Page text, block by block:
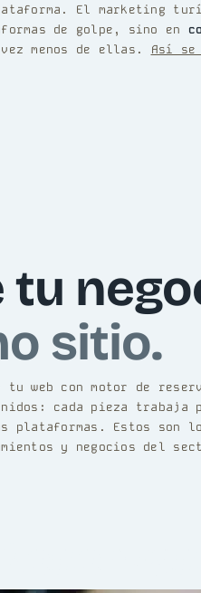
El marketing
de golpe, sino en
vez menos de ellas. Así se
tu
sitio.
tu web con motor de
cada pieza trabaja
plataformas. Estos son
y negocios del